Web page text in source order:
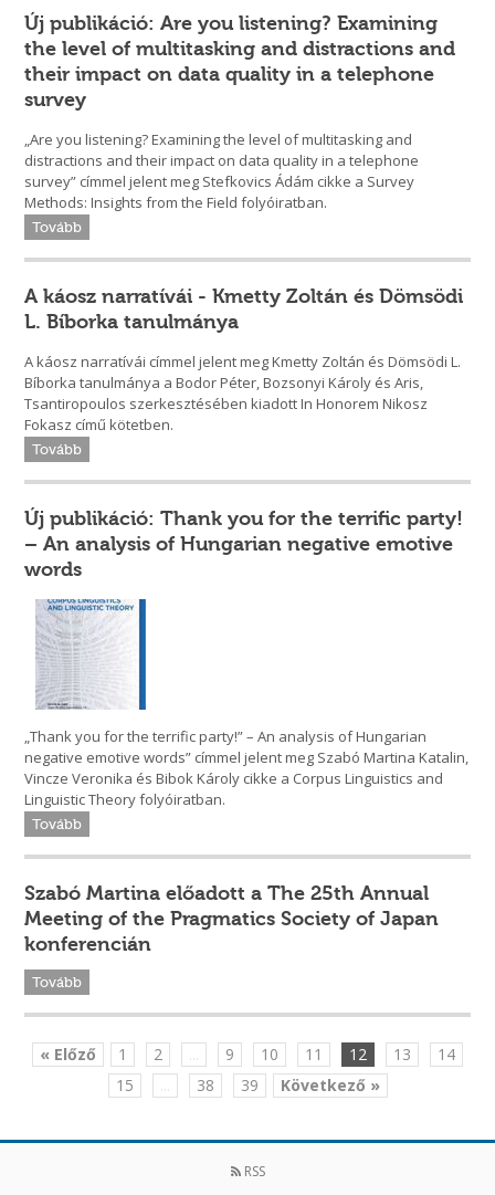
Új publikáció: Are you listening? Examining
the level of multitasking and distractions and
their impact on data quality in a telephone
survey
„Are you listening? Examining the level of multitasking and
distractions and their impact on data quality in a telephone
survey” címmel jelent meg Stefkovics Ádám cikke a Survey
Methods: Insights from the Field folyóiratban.
Tovább
A káosz narratívái - Kmetty Zoltán és Dömsödi
L. Bíborka tanulmánya
A káosz narratívái címmel jelent meg Kmetty Zoltán és Dömsödi L.
Bíborka tanulmánya a Bodor Péter, Bozsonyi Károly és Aris,
Tsantiropoulos szerkesztésében kiadott In Honorem Nikosz
Fokasz című kötetben.
Tovább
Új publikáció: Thank you for the terrific party!
– An analysis of Hungarian negative emotive
words
„Thank you for the terrific party!” – An analysis of Hungarian
negative emotive words” címmel jelent meg Szabó Martina Katalin,
Vincze Veronika és Bibok Károly cikke a Corpus Linguistics and
Linguistic Theory folyóiratban.
Tovább
Szabó Martina előadott a The 25th Annual
Meeting of the Pragmatics Society of Japan
konferencián
Tovább
« Előző 1 2 ... 9 10 11 12 13
14
15
... 38 39 Következő »
RSS